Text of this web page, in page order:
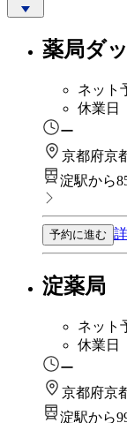
薬局ダ
ネット
休業日
ー
京都府京
淀駅から
予約に進む
淀薬局
ネット
休業日
ー
京都府京
淀駅から